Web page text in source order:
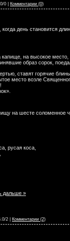
0 | Комментарии (0)
когда день становится
на высокое
образ сорок,
ставят горячие
место возле
на шесте соломенное
русая коса,
дальше »
2 | Комментарии (2)